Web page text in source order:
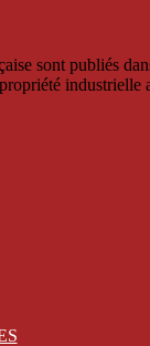
sont publiés